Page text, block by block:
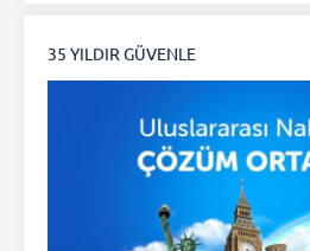
35 YILDIR GÜVENLE